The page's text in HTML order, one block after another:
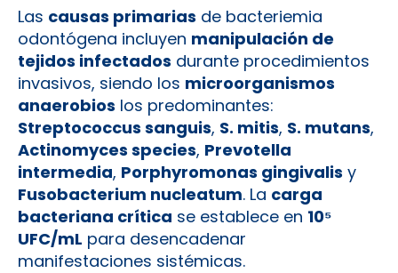
Las causas primarias de bacteriemia
odontógena incluyen manipulación de
tejidos infectados durante procedimientos
invasivos, siendo los microorganismos
anaerobios los predominantes:
Streptococcus sanguis, S. mitis, S. mutans,
Actinomyces species, Prevotella
intermedia, Porphyromonas gingivalis y
Fusobacterium nucleatum. La carga
bacteriana crítica se establece en 10⁵
UFC/mL para desencadenar
manifestaciones sistémicas.